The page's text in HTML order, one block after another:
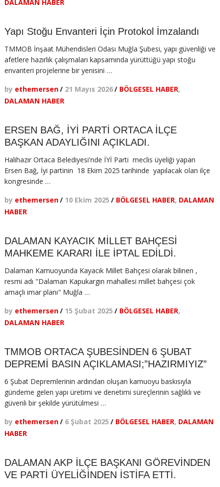
DALAMAN HABER
Yapı Stoğu Envanteri İçin Protokol İmzalandı
TMMOB İnşaat Mühendisleri Odası Muğla Şubesi, yapı güvenliği ve
afetlere hazırlık çalışmaları kapsamında yürüttüğü yapı stoğu
envanteri projelerine bir yenisini …
by ethemersen/ 21 Mayıs 2026/ BÖLGESEL HABER,
DALAMAN HABER
ERSEN BAĞ, İYİ PARTİ ORTACA İLÇE
BAŞKAN ADAYLIĞINI AÇIKLADI.
Halihazır Ortaca Belediyesi'nde İYİ Parti meclis üyeliği yapan
Ersen Bağ, İyi partinin 18 Ekim 2025 tarihinde yapılacak olan ilçe
kongresinde …
by ethemersen/ 10 Ekim 2025 / BÖLGESEL HABER, DALAMAN
HABER
DALAMAN KAYACIK MİLLET BAHÇESİ
MAHKEME KARARI İLE İPTAL EDİLDİ.
Dalaman Kamuoyunda Kayacık Millet Bahçesi olarak bilinen ,
resmi adı "Dalaman Kapukargın mahallesi millet bahçesi çok
amaçlı imar planı" Muğla …
by ethemersen/ 15 Şubat 2025 / BÖLGESEL HABER,
DALAMAN HABER
TMMOB ORTACA ŞUBESİNDEN 6 ŞUBAT
DEPREMİ BASIN AÇIKLAMASI;”HAZIRMIYIZ”
6 Şubat Depremlerinin ardından oluşan kamuoyu baskısıyla
gündeme gelen yapı üretimi ve denetimi süreçlerinin sağlıklı ve
güvenli bir şekilde yürütülmesi …
by ethemersen/ 6 Şubat 2025 / BÖLGESEL HABER, DALAMAN
HABER
DALAMAN AKP İLÇE BAŞKANI GÖREVİNDEN
VE PARTİ ÜYELİĞİNDEN İSTİFA ETTİ.